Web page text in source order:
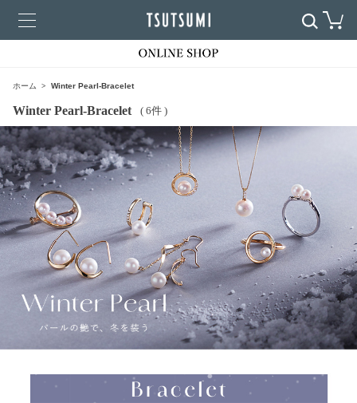
ホーム Winter Pearl-Bracelet
Winter Pearl-Bracelet ( 6件 )